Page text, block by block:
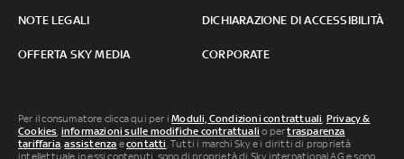
NOTE LEGALI DICHIARAZIONE DI ACCESSIBILITÀ
OFFERTA SKY MEDIA CORPORATE
Per il consumatore clicca qui per iModuli, Condizioni contrattuali, Privacy &
Cookies, informazioni sulle modifiche contrattuali o pertrasparenza
tariffaria,assistenza econtatti. Tutti i marchi Sky e i diritti di proprietà